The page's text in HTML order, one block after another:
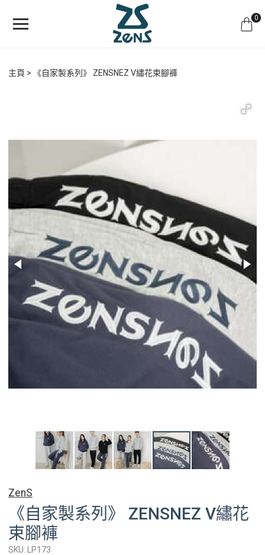
0
主頁 《自家製系列》 ZENSNEZ V繡花束腳褲
ZenS
《自家製系列》 ZENSNEZ V繡花
束腳褲
SKU: LP173